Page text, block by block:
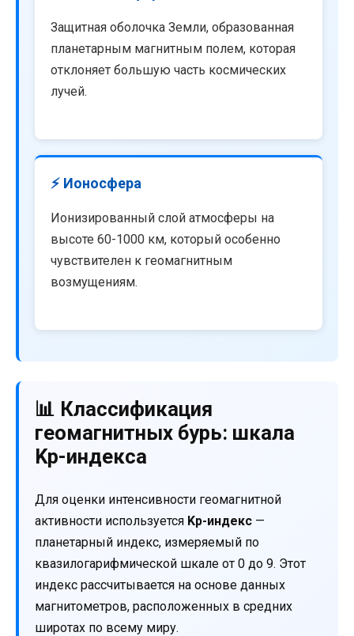
Защитная оболочка Земли, образованная
планетарным магнитным полем, которая
отклоняет большую часть космических
лучей.
⚡ Ионосфера
Ионизированный слой атмосферы на
высоте 60-1000 км, который особенно
чувствителен к геомагнитным
возмущениям.
📊 Классификация
геомагнитных бурь: шкала
Kp-индекса
Для оценки интенсивности геомагнитной
активности используется Kp-индекс —
планетарный индекс, измеряемый по
квазилогарифмической шкале от 0 до 9. Этот
индекс рассчитывается на основе данных
магнитометров, расположенных в средних
широтах по всему миру.